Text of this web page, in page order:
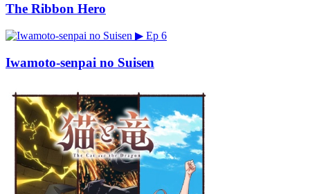
The Ribbon Hero
▶ Ep 6
Iwamoto-senpai no Suisen